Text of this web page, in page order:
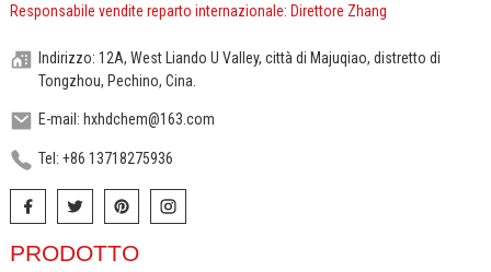
Responsabile vendite reparto internazionale: Direttore Zhang
Indirizzo: 12A, West Liando U Valley, città di Majuqiao, distretto di
Tongzhou, Pechino, Cina.
E-mail: hxhdchem@163.com
Tel: +86 13718275936
PRODOTTO